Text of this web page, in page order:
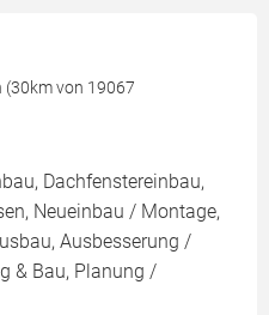
(30km von 19067
Dachfenstereinbau,
Neueinbau / Montage,
Ausbesserung /
& Bau, Planung /